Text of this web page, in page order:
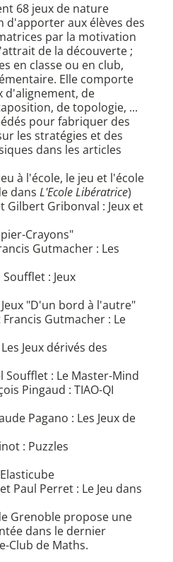
68 jeux de nature
d'apporter aux élèves des
par la motivation
de la découverte ;
en classe ou en club,
Elle comporte
d'alignement, de
de topologie, ...
pour fabriquer des
les stratégies et des
dans les articles
à l'école, le jeu et l'école
dans L'Ecole Libératrice)
Gilbert Gribonval : Jeux et
Crayons"
Gutmacher : Les
: Jeux
"D'un bord à l'autre"
Gutmacher : Le
Jeux dérivés des
Soufflet : Le Master-Mind
Pingaud : TIAO-QI
Pagano : Les Jeux de
: Puzzles
Paul Perret : Le Jeu dans
Grenoble propose une
dans le dernier
Club de Maths.